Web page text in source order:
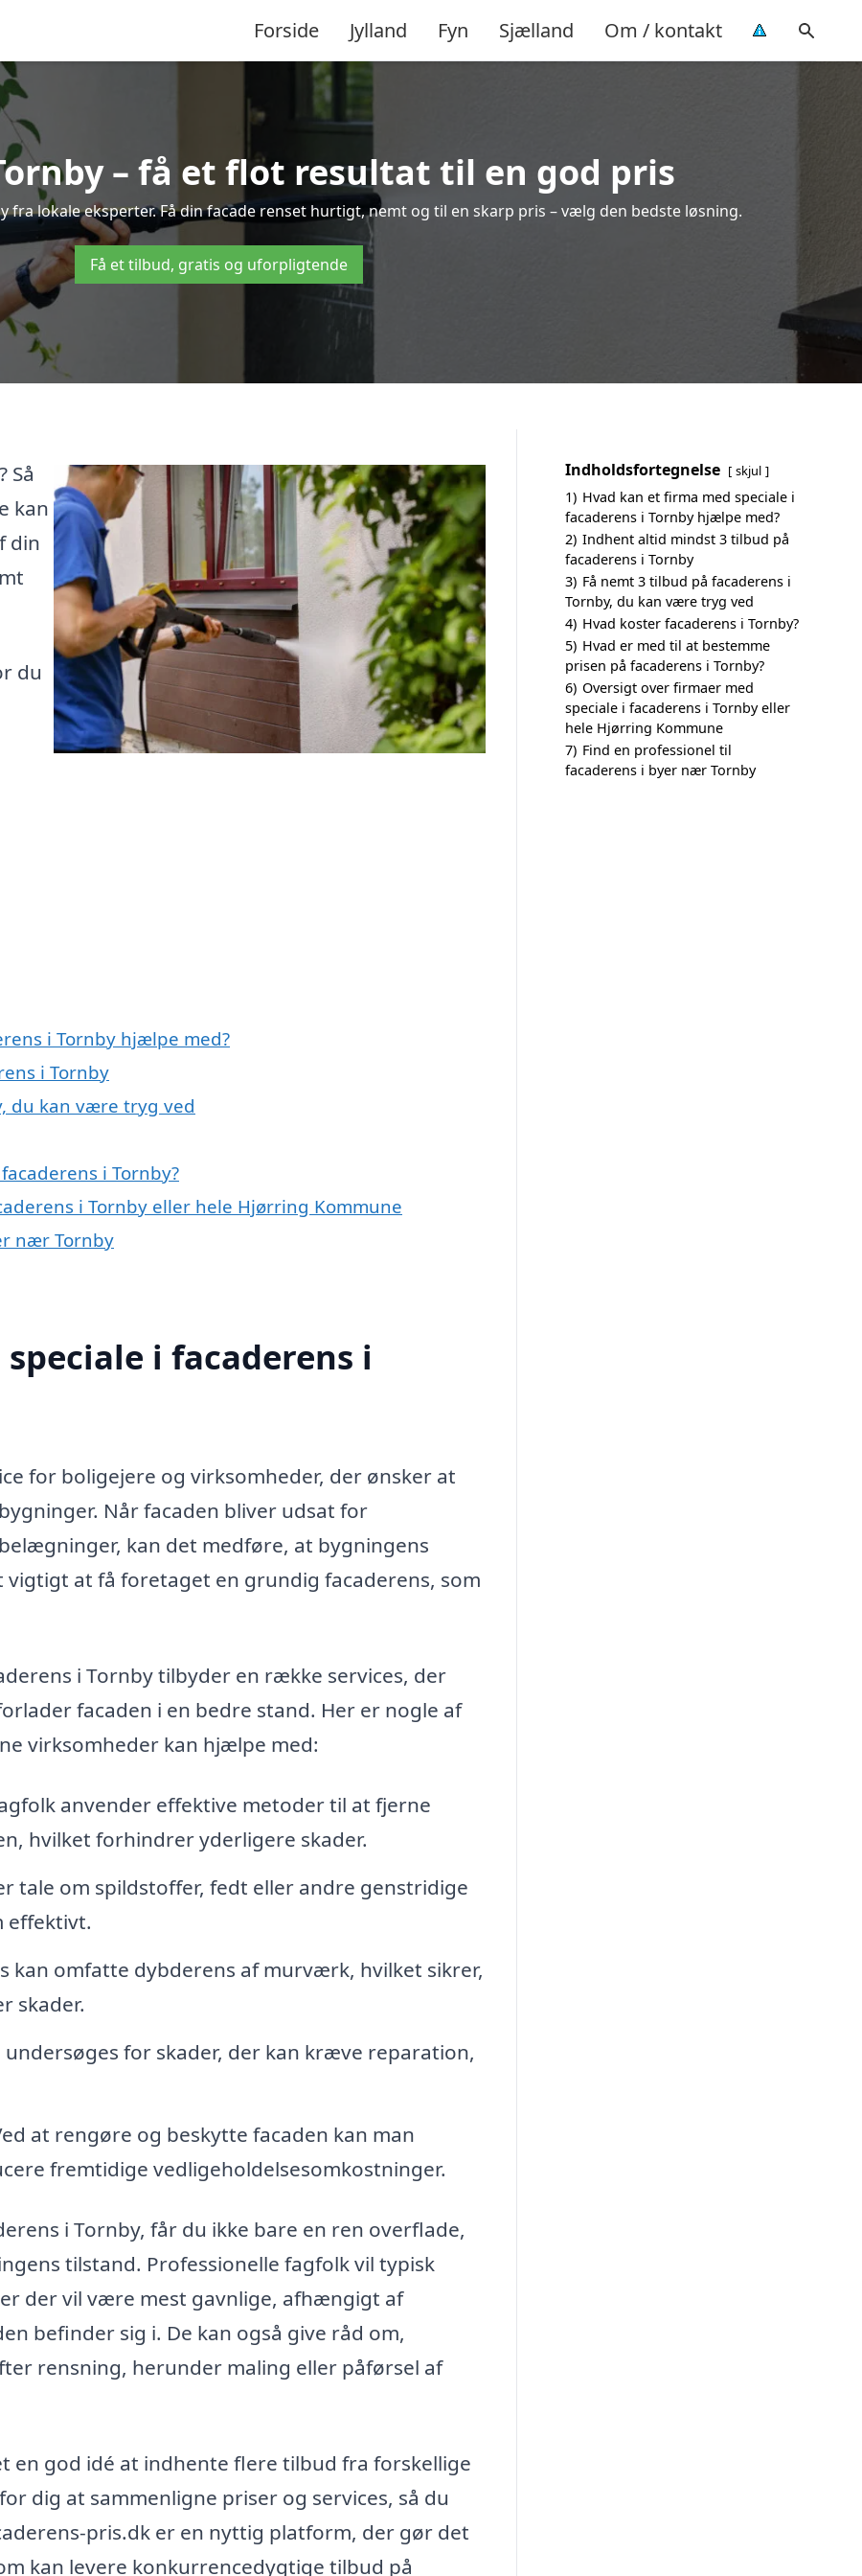
Forside Jylland Fyn Sjælland Om / kontakt
– få et flot resultat til en god pris
fra lokale eksperter. Få din facade renset hurtigt, nemt og til en skarp pris – vælg den bedste løsning.
Få et tilbud, gratis og uforpligtende
Så
kan
din
du
i Tornby hjælpe med?
i Tornby
du kan være tryg ved
i Tornby?
i Tornby eller hele Hjørring Kommune
nær Tornby
i facaderens i
for boligejere og virksomheder, der ønsker at
Når facaden bliver udsat for
kan det medføre, at bygningens
at få foretaget en grundig facaderens, som
i Tornby tilbyder en række services, der
facaden i en bedre stand. Her er nogle af
virksomheder kan hjælpe med:
anvender effektive metoder til at fjerne
hvilket forhindrer yderligere skader.
tale om spildstoffer, fedt eller andre genstridige
effektivt.
kan omfatte dybderens af murværk, hvilket sikrer,
skader.
undersøges for skader, der kan kræve reparation,
at rengøre og beskytte facaden kan man
fremtidige vedligeholdelsesomkostninger.
i Tornby, får du ikke bare en ren overflade,
tilstand. Professionelle fagfolk vil typisk
der vil være mest gavnlige, afhængigt af
befinder sig i. De kan også give råd om,
rensning, herunder maling eller påførsel af
en god idé at indhente flere tilbud fra forskellige
dig at sammenligne priser og services, så du
pris.dk er en nyttig platform, der gør det
kan levere konkurrencedygtige tilbud på
Indholdsfortegnelse skjul
1) Hvad kan et firma med speciale i
facaderens i Tornby hjælpe med?
2) Indhent altid mindst 3 tilbud på
facaderens i Tornby
3) Få nemt 3 tilbud på facaderens i
Tornby, du kan være tryg ved
4) Hvad koster facaderens i Tornby?
5) Hvad er med til at bestemme
prisen på facaderens i Tornby?
6) Oversigt over firmaer med
speciale i facaderens i Tornby eller
hele Hjørring Kommune
7) Find en professionel til
facaderens i byer nær Tornby